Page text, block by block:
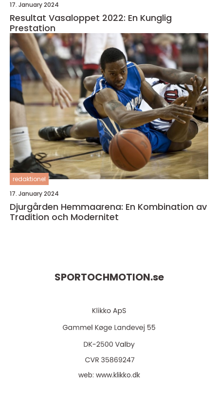
17. January 2024
Resultat Vasaloppet 2022: En Kunglig
Prestation
redaktionel
17. January 2024
Djurgården Hemmaarena: En Kombination av
Tradition och Modernitet
SPORTOCHMOTION.se
web: www.klikko.dk